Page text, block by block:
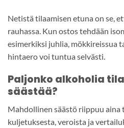
Netistä tilaamisen etuna on se,
rauhassa. Kun ostos tehdään
esimerkiksi juhlia, mökkireissua
hintaero voi tuntua selvästi.
Paljonko alkoholia
säästää?
Mahdollinen säästö riippuu aina
kuljetuksesta, veroista ja